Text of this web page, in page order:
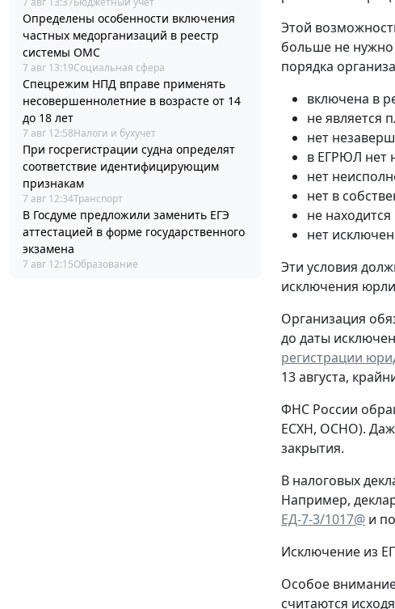
Определены особенности включения
частных медорганизаций в реестр
системы ОМС
7 авг 13:19Социальная сфера
Спецрежим НПД вправе применять
несовершеннолетние в возрасте от 14
до 18 лет
7 авг 12:58Налоги и бухучет
При госрегистрации судна определят
соответствие идентифицирующим
признакам
7 авг 12:34Транспорт
В Госдуме предложили заменить ЕГЭ
аттестацией в форме государственного
экзамена
7 авг 12:15Образование
Этой
больше не
порядка
включена в
не является
нет
в ЕГРЮЛ нет
нет
нет в
не
нет
Эти условия
исключения
Организация
до даты
регистрации
13 августа,
ФНС России
ЕСХН, ОСНО).
закрытия.
В налоговых
Например,
ЕД-7-3/1017@ и
Исключение из
Особое
считаются